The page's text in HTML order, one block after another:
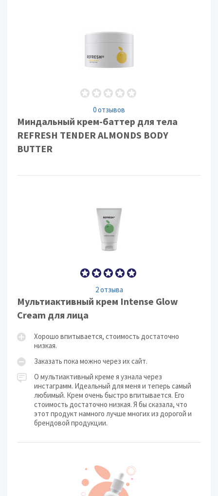
0 отзывов
Миндальный крем-баттер для тела
REFRESH TENDER ALMONDS BODY
BUTTER
2 отзыва
Мультиактивный крем Intense Glow
Cream для лица
Хорошо впитывается, стоимость достаточно
низкая.
Заказать пока можно через их сайт.
О мультиактивный креме я узнала через
инстаграмм. Идеальный для меня и теперь самый
любимый. Крем очень быстро впитывается. Его
стоимость достаточно низкая. Я бы сказала, что
этот продукт намного лучше многих из дорогой и
брендовой продукции.